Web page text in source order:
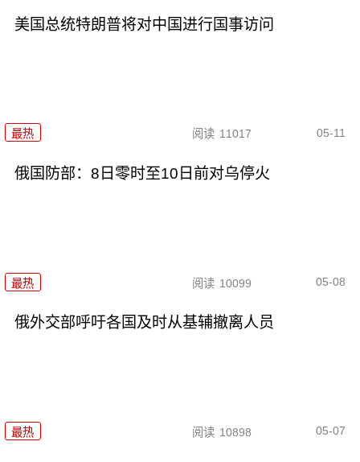
美国总统特朗普将对中国进行国事访问
最热 阅读 11017 05-11
俄国防部：8日零时至10日前对乌停火
最热 阅读 10099 05-08
俄外交部呼吁各国及时从基辅撤离人员
最热 阅读 10898 05-07